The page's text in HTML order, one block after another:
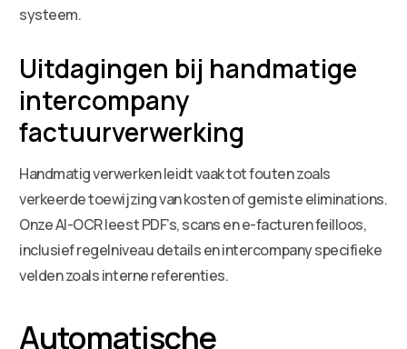
systeem.
Uitdagingen bij handmatige
intercompany
factuurverwerking
Handmatig verwerken leidt vaak tot fouten zoals
verkeerde toewijzing van kosten of gemiste eliminations.
Onze AI-OCR leest PDF’s, scans en e-facturen feilloos,
inclusief regelniveau details en intercompany specifieke
velden zoals interne referenties.
Automatische